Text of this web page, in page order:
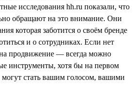
исследования hh.ru показали, что
обращают на это внимание. Они
которая заботится о своём бренде
и о сотрудниках. Если нет
продвижение — всегда можно
инструменты, хотя бы на первом
стать вашим голосом, вашими